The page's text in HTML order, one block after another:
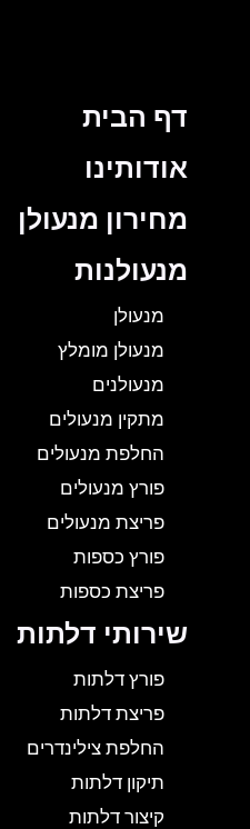
דף הבית
אודותינו
מחירון מנעולן
מנעולנות
מנעולן
מנעולן מומלץ
מנעולנים
מתקין מנעולים
החלפת מנעולים
פורץ מנעולים
פריצת מנעולים
פורץ כספות
פריצת כספות
שירותי דלתות
פורץ דלתות
פריצת דלתות
החלפת צילינדרים
תיקון דלתות
קיצור דלתות